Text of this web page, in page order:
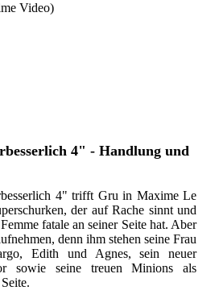
Video)
4" - Handlung und
4" trifft Gru in Maxime Le
der auf Rache sinnt und
fatale an seiner Seite hat. Aber
denn ihm stehen seine Frau
Edith und Agnes, sein neuer
sowie seine treuen Minions als